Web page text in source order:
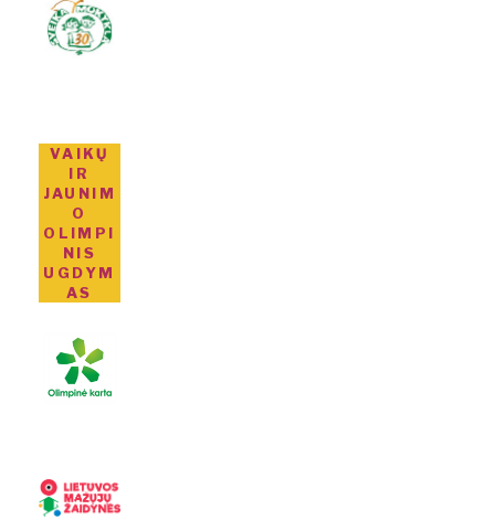
VAIKŲ
IR
JAUNIM
O
OLIMPI
NIS
UGDYM
AS